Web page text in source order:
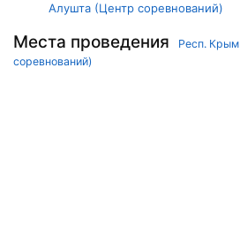
Алушта (Центр соревнований)
Места проведения Респ. Крым
соревнований)